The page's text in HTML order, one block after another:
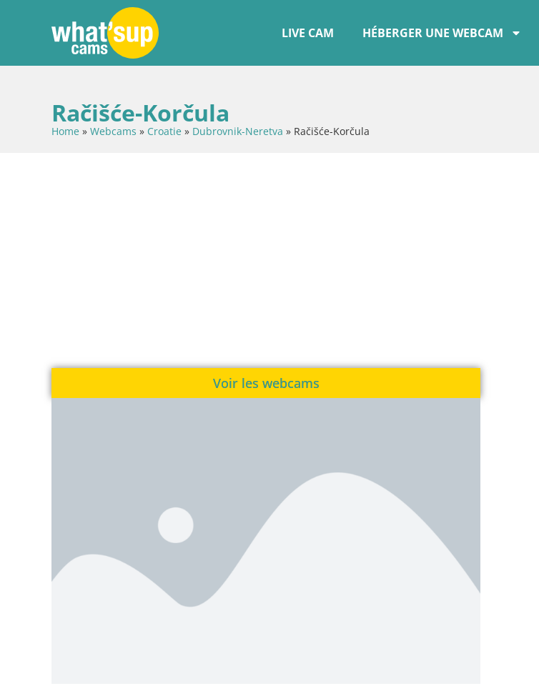
LIVE CAM HÉBERGER UNE WEBCAM
Račišće-Korčula
Home » Webcams » Croatie » Dubrovnik-Neretva » Račišće-Korčula
Voir les webcams